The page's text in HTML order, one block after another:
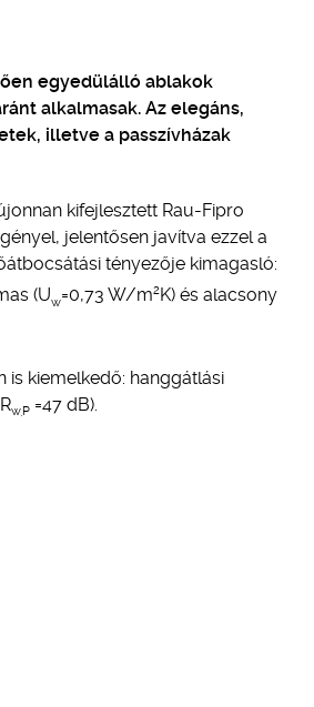
egyedülálló ablakok
alkalmasak. Az elegáns,
illetve a passzívházak
kifejlesztett Rau-Fipro
jelentősen javítva ezzel a
tényezője kimagasló:
(Uw=0,73 W/m2K) és alacsony
is kiemelkedő: hanggátlási
w,P =47 dB).